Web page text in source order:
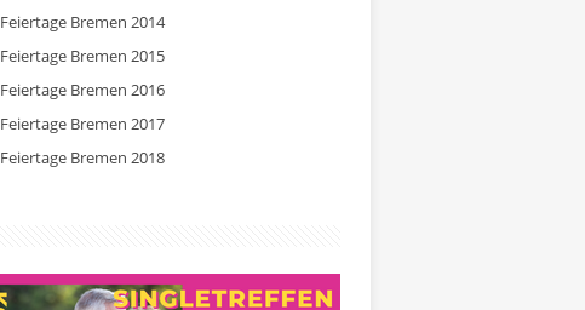
Feiertage Bremen 2014
Feiertage Bremen 2015
Feiertage Bremen 2016
Feiertage Bremen 2017
Feiertage Bremen 2018